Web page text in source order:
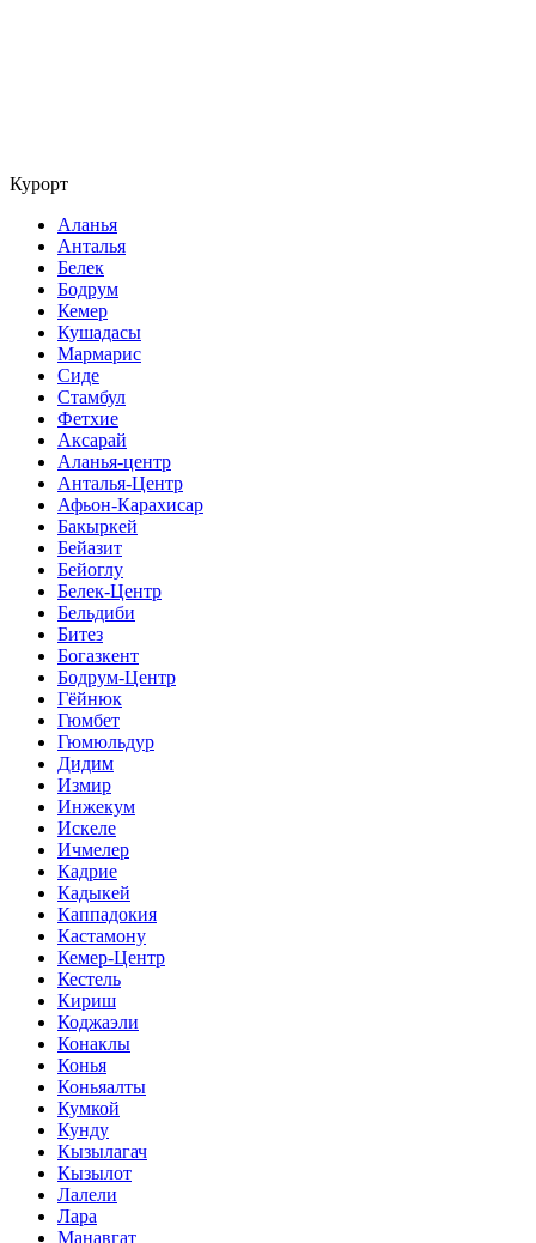
Курорт
Аланья
Анталья
Белек
Бодрум
Кемер
Кушадасы
Мармарис
Сиде
Стамбул
Фетхие
Аксарай
Аланья-центр
Анталья-Центр
Афьон-Карахисар
Бакыркей
Бейазит
Бейоглу
Белек-Центр
Бельдиби
Битез
Богазкент
Бодрум-Центр
Гёйнюк
Гюмбет
Гюмюльдур
Дидим
Измир
Инжекум
Искеле
Ичмелер
Кадрие
Кадыкей
Каппадокия
Кастамону
Кемер-Центр
Кестель
Кириш
Коджаэли
Конаклы
Конья
Коньяалты
Кумкой
Кунду
Кызылагач
Кызылот
Лалели
Лара
Манавгат